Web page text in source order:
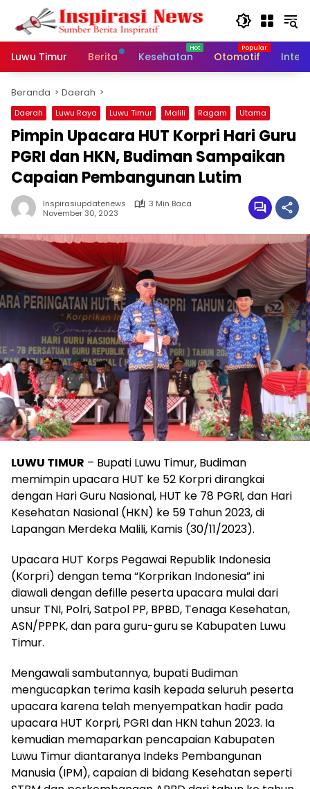
Langsung
konten
Luwu Timur
Berita Kesehatan Otomotif
Beranda Daerah
Daerah Luwu Raya Luwu Timur Malili Ragam Utama
Pimpin Upacara HUT Korpri Hari Guru
PGRI dan HKN, Budiman Sampaikan
Capaian Pembangunan Lutim
Inspirasiupdatenews
3 Min Baca
November 30, 2023
LUWU TIMUR – Bupati Luwu Timur, Budiman
memimpin upacara HUT ke 52 Korpri dirangkai
dengan Hari Guru Nasional, HUT ke 78 PGRI, dan Hari
Kesehatan Nasional (HKN) ke 59 Tahun 2023, di
Lapangan Merdeka Malili, Kamis (30/11/2023).
Upacara HUT Korps Pegawai Republik Indonesia
(Korpri) dengan tema “Korprikan Indonesia” ini
diawali dengan defille peserta upacara mulai dari
unsur TNI, Polri, Satpol PP, BPBD, Tenaga Kesehatan,
ASN/PPPK, dan para guru-guru se Kabupaten Luwu
Timur.
Mengawali sambutannya, bupati Budiman
mengucapkan terima kasih kepada seluruh peserta
upacara karena telah menyempatkan hadir pada
upacara HUT Korpri, PGRI dan HKN tahun 2023. Ia
kemudian memaparkan pencapaian Kabupaten
Luwu Timur diantaranya Indeks Pembangunan
Manusia (IPM), capaian di bidang Kesehatan seperti